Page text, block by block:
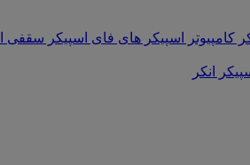
کامپیوتر اسپیکر های فای اسپیکر سقفی
انکر